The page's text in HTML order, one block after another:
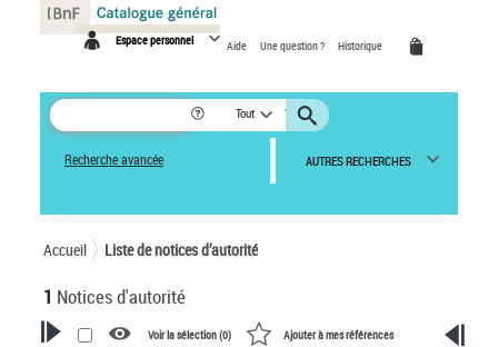
Espace personnel Aide Une question ? Historique
Tout
Recherche avancée AUTRES RECHERCHES
Accueil Liste de notices d’autorité
1 Notices d'autorité
Voir la sélection (0) Ajouter à mes références
Panneau de gestion des cookies